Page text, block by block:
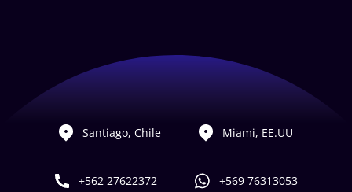
Santiago, Chile Miami, EE.UU
+562 27622372 +569 76313053